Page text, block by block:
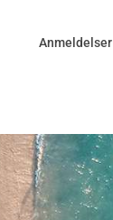
Anmeldelser